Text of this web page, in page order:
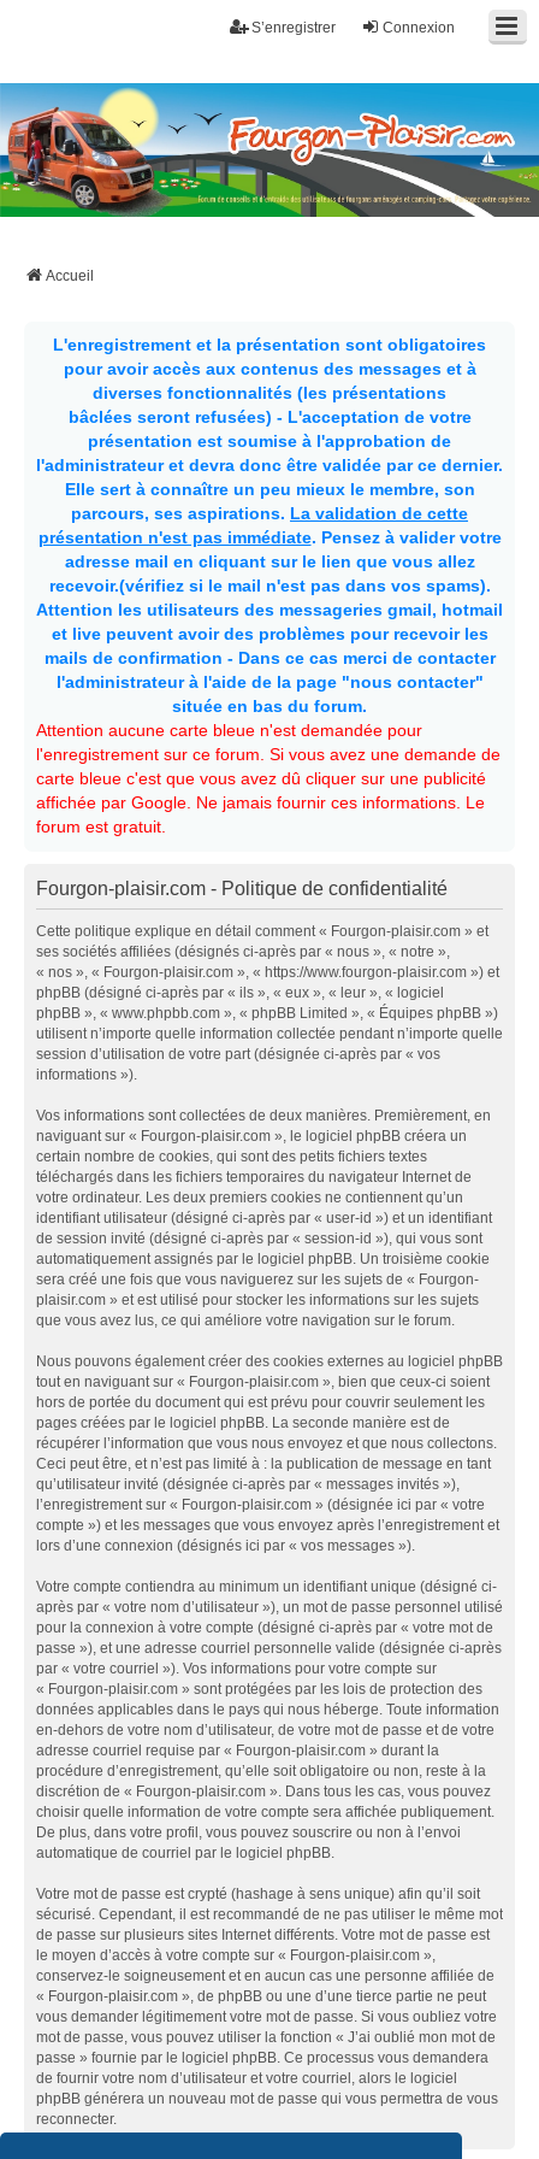
Connexion
S’enregistrer
Fourgon-plaisir.com
Forum de conseils et d'entraide des utilisateurs de fourgons, fourgons
aménagés, vans et de camping-car. Partagez votre expérience.
Accueil
L'enregistrement et la présentation sont obligatoires
pour avoir accès aux contenus des messages et à
diverses fonctionnalités (les présentations
bâclées seront refusées) - L'acceptation de votre
présentation est soumise à l'approbation de
l'administrateur et devra donc être validée par ce dernier.
Elle sert à connaître un peu mieux le membre, son
parcours, ses aspirations. La validation de cette
présentation n'est pas immédiate. Pensez à valider votre
adresse mail en cliquant sur le lien que vous allez
recevoir.(vérifiez si le mail n'est pas dans vos spams).
Attention les utilisateurs des messageries gmail, hotmail
et live peuvent avoir des problèmes pour recevoir les
mails de confirmation - Dans ce cas merci de contacter
l'administrateur à l'aide de la page "nous contacter"
située en bas du forum.
Attention aucune carte bleue n'est demandée pour
l'enregistrement sur ce forum. Si vous avez une demande de
carte bleue c'est que vous avez dû cliquer sur une publicité
affichée par Google. Ne jamais fournir ces informations. Le
forum est gratuit.
Fourgon-plaisir.com - Politique de confidentialité
Cette politique explique en détail comment « Fourgon-plaisir.com » et
ses sociétés affiliées (désignés ci-après par « nous », « notre »,
« nos », « Fourgon-plaisir.com », « https://www.fourgon-plaisir.com ») et
phpBB (désigné ci-après par « ils », « eux », « leur », « logiciel
phpBB », « www.phpbb.com », « phpBB Limited », « Équipes phpBB »)
utilisent n’importe quelle information collectée pendant n’importe quelle
session d’utilisation de votre part (désignée ci-après par « vos
informations »).
Vos informations sont collectées de deux manières. Premièrement, en
naviguant sur « Fourgon-plaisir.com », le logiciel phpBB créera un
certain nombre de cookies, qui sont des petits fichiers textes
téléchargés dans les fichiers temporaires du navigateur Internet de
votre ordinateur. Les deux premiers cookies ne contiennent qu’un
identifiant utilisateur (désigné ci-après par « user-id ») et un identifiant
de session invité (désigné ci-après par « session-id »), qui vous sont
automatiquement assignés par le logiciel phpBB. Un troisième cookie
sera créé une fois que vous naviguerez sur les sujets de « Fourgon-
plaisir.com » et est utilisé pour stocker les informations sur les sujets
que vous avez lus, ce qui améliore votre navigation sur le forum.
Nous pouvons également créer des cookies externes au logiciel phpBB
tout en naviguant sur « Fourgon-plaisir.com », bien que ceux-ci soient
hors de portée du document qui est prévu pour couvrir seulement les
pages créées par le logiciel phpBB. La seconde manière est de
récupérer l’information que vous nous envoyez et que nous collectons.
Ceci peut être, et n’est pas limité à : la publication de message en tant
qu’utilisateur invité (désignée ci-après par « messages invités »),
l’enregistrement sur « Fourgon-plaisir.com » (désignée ici par « votre
compte ») et les messages que vous envoyez après l’enregistrement et
lors d’une connexion (désignés ici par « vos messages »).
Votre compte contiendra au minimum un identifiant unique (désigné ci-
après par « votre nom d’utilisateur »), un mot de passe personnel utilisé
pour la connexion à votre compte (désigné ci-après par « votre mot de
passe »), et une adresse courriel personnelle valide (désignée ci-après
par « votre courriel »). Vos informations pour votre compte sur
« Fourgon-plaisir.com » sont protégées par les lois de protection des
données applicables dans le pays qui nous héberge. Toute information
en-dehors de votre nom d’utilisateur, de votre mot de passe et de votre
adresse courriel requise par « Fourgon-plaisir.com » durant la
procédure d’enregistrement, qu’elle soit obligatoire ou non, reste à la
discrétion de « Fourgon-plaisir.com ». Dans tous les cas, vous pouvez
choisir quelle information de votre compte sera affichée publiquement.
De plus, dans votre profil, vous pouvez souscrire ou non à l’envoi
automatique de courriel par le logiciel phpBB.
Votre mot de passe est crypté (hashage à sens unique) afin qu’il soit
sécurisé. Cependant, il est recommandé de ne pas utiliser le même mot
de passe sur plusieurs sites Internet différents. Votre mot de passe est
le moyen d’accès à votre compte sur « Fourgon-plaisir.com »,
conservez-le soigneusement et en aucun cas une personne affiliée de
« Fourgon-plaisir.com », de phpBB ou une d’une tierce partie ne peut
vous demander légitimement votre mot de passe. Si vous oubliez votre
mot de passe, vous pouvez utiliser la fonction « J’ai oublié mon mot de
passe » fournie par le logiciel phpBB. Ce processus vous demandera
de fournir votre nom d’utilisateur et votre courriel, alors le logiciel
phpBB générera un nouveau mot de passe qui vous permettra de vous
reconnecter.